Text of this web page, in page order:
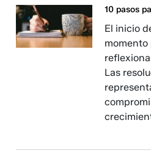
10 pasos
El inicio
Las